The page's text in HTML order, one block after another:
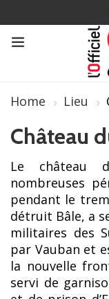
Home Lieu
Château
Le château
nombreuses
pendant le
détruit Bâle, a
militaires des
par Vauban et
la nouvelle
servi de